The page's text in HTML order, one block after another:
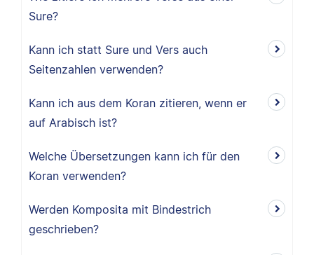
Sure?
Kann ich statt Sure und Vers auch
Seitenzahlen verwenden?
Kann ich aus dem Koran zitieren, wenn er
auf Arabisch ist?
Welche Übersetzungen kann ich für den
Koran verwenden?
Werden Komposita mit Bindestrich
geschrieben?